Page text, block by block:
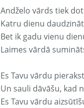
Andželo vārds tiek
Katru dienu
Bet ik gadu vienu
Laimes vārdā
Es Tavu vārdu
Un sauli dāvāšu, kad
Es Tavu vārdu